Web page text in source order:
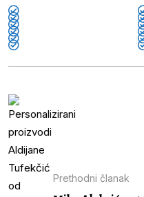
Prethodni članak